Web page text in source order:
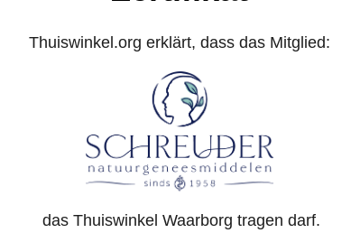
Thuiswinkel.org erklärt, dass das Mitglied:
das Thuiswinkel Waarborg tragen darf.